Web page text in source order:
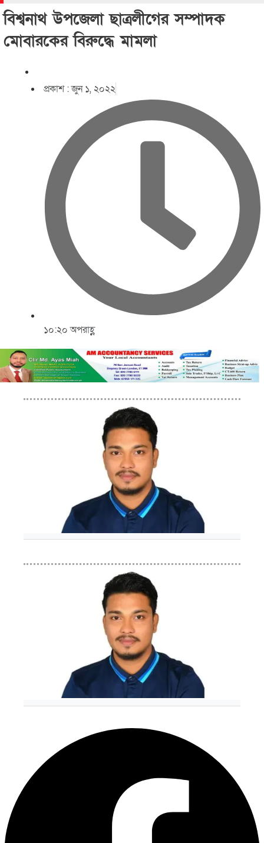
বিশ্বনাথ উপজেলা ছাত্রলীগের সম্পাদক
মোবারকের বিরুদ্ধে মামলা
প্রকাশ :জুন ১, ২০২২
১০:২০ অপরাহ্ণ